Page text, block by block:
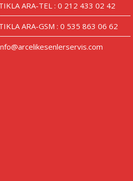
ARA-TEL : 0 212 433 02 42
ARA-GSM : 0 535 863 06 62